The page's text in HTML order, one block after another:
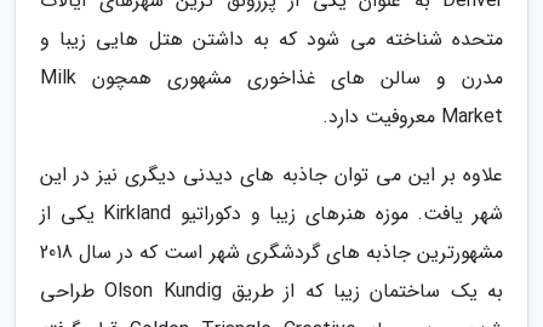
متحده شناخته می شود که به داشتن هتل هایی زیبا و
مدرن و سالن های غذاخوری مشهوری همچون Milk
Market معروفیت دارد.
علاوه بر این می توان جاذبه های دیدنی دیگری نیز در این
شهر یافت. موزه هنرهای زیبا و دکوراتیو Kirkland یکی از
مشهورترین جاذبه های گردشگری شهر است که در سال 2018
به یک ساختمان زیبا که از طریق Olson Kundig طراحی